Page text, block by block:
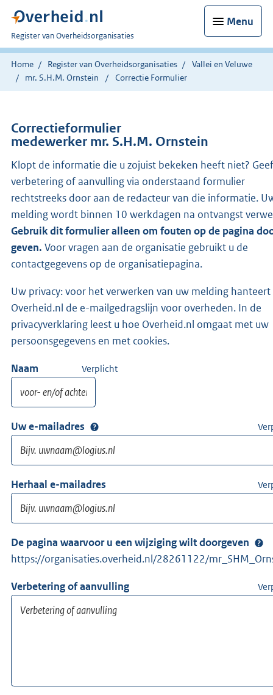
Menu
U
bent
nu
hier:
Register van Overheidsorganisaties
Home Register van Overheidsorganisaties
Vallei en Veluwe
mr. S.H.M. Ornstein
Correctie Formulier
Correctieformulier
medewerker mr. S.H.M. Ornstein
Klopt de informatie die u zojuist bekeken heeft niet?
verbetering of aanvulling via onderstaand formulier
rechtstreeks door aan de redacteur van die informatie.
melding wordt binnen 10 werkdagen na ontvangst
Gebruik dit formulier alleen om fouten op de pagina
geven. Voor vragen aan de organisatie gebruikt u de
contactgegevens op de organisatiepagina.
Uw privacy: voor het verwerken van uw melding hanteert
Overheid.nl de e-mailgedragslijn voor overheden. In de
privacyverklaring leest u hoe Overheid.nl omgaat met uw
persoonsgegevens en met cookies.
Naam Verplicht
Uw e-mailadres
Herhaal e-mailadres
De pagina waarvoor u een wijziging wilt doorgeven
https://organisaties.overheid.nl/28261122/
Verbetering of aanvulling